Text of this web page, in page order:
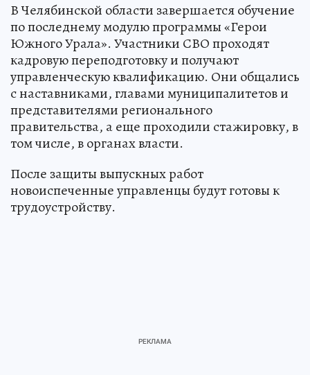
В Челябинской области завершается обучение
по последнему модулю программы «Герои
Южного Урала». Участники СВО проходят
кадровую переподготовку и получают
управленческую квалификацию. Они общались
с наставниками, главами муниципалитетов и
представителями регионального
правительства, а еще проходили стажировку, в
том числе, в органах власти.
После защиты выпускных работ
новоиспеченные управленцы будут готовы к
трудоустройству.